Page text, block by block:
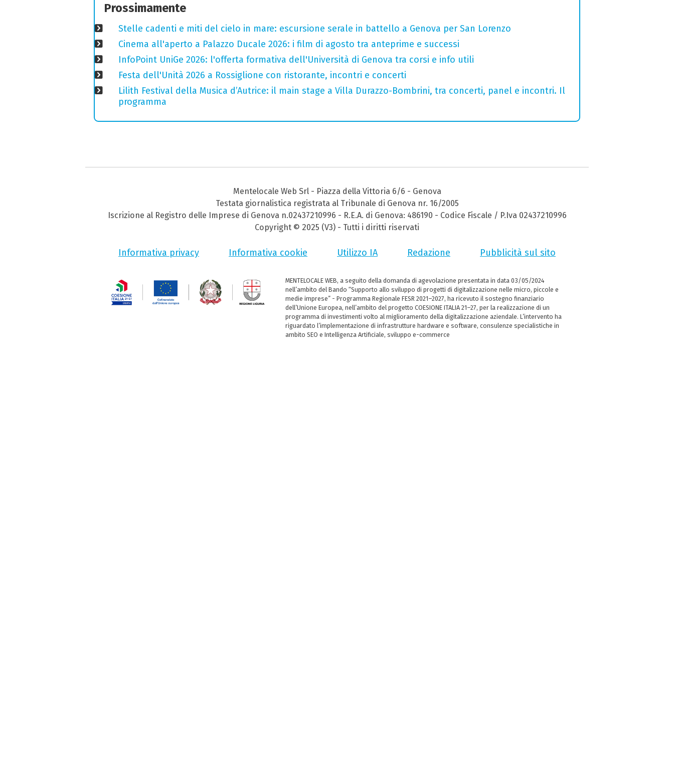
Prossimamente
Stelle cadenti e miti del cielo in mare: escursione serale in battello a Genova per San Lorenzo
Cinema all'aperto a Palazzo Ducale 2026: i film di agosto tra anteprime e successi
InfoPoint UniGe 2026: l'offerta formativa dell'Università di Genova tra corsi e info utili
Festa dell'Unità 2026 a Rossiglione con ristorante, incontri e concerti
Lilith Festival della Musica d’Autrice: il main stage a Villa Durazzo-Bombrini, tra concerti, panel e incontri. Il
programma
Mentelocale Web Srl - Piazza della Vittoria 6/6 - Genova
Testata giornalistica registrata al Tribunale di Genova nr. 16/2005
Iscrizione al Registro delle Imprese di Genova n.02437210996 - R.E.A. di Genova: 486190 - Codice Fiscale / P.Iva 02437210996
Copyright © 2025 (V3) - Tutti i diritti riservati
Informativa privacy Informativa cookie Utilizzo IA Redazione Pubblicità sul sito
MENTELOCALE WEB, a seguito della domanda di agevolazione presentata in data 03/05/2024
nell’ambito del Bando “Supporto allo sviluppo di progetti di digitalizzazione nelle micro, piccole e
medie imprese” - Programma Regionale FESR 2021–2027, ha ricevuto il sostegno finanziario
dell’Unione Europea, nell’ambito del progetto COESIONE ITALIA 21–27, per la realizzazione di un
programma di investimenti volto al miglioramento della digitalizzazione aziendale. L’intervento ha
riguardato l’implementazione di infrastrutture hardware e software, consulenze specialistiche in
ambito SEO e Intelligenza Artificiale, sviluppo e-commerce